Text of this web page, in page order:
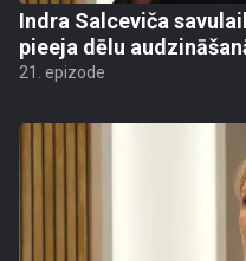
Indra Salceviča
pieeja dēlu
21. epizode